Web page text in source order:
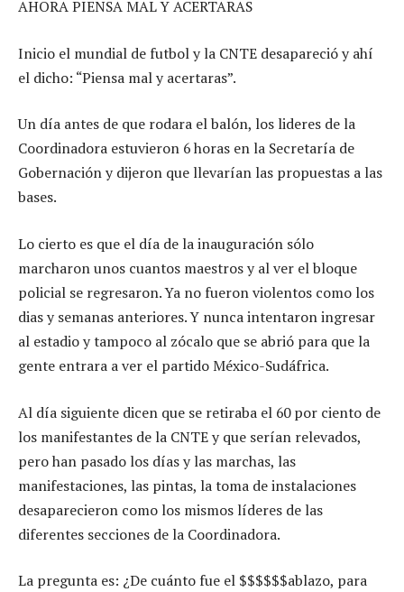
AHORA PIENSA MAL Y ACERTARAS
Inicio el mundial de futbol y la CNTE desapareció y ahí
el dicho: “Piensa mal y acertaras”.
Un día antes de que rodara el balón, los lideres de la
Coordinadora estuvieron 6 horas en la Secretaría de
Gobernación y dijeron que llevarían las propuestas a las
bases.
Lo cierto es que el día de la inauguración sólo
marcharon unos cuantos maestros y al ver el bloque
policial se regresaron. Ya no fueron violentos como los
dias y semanas anteriores. Y nunca intentaron ingresar
al estadio y tampoco al zócalo que se abrió para que la
gente entrara a ver el partido México-Sudáfrica.
Al día siguiente dicen que se retiraba el 60 por ciento de
los manifestantes de la CNTE y que serían relevados,
pero han pasado los días y las marchas, las
manifestaciones, las pintas, la toma de instalaciones
desaparecieron como los mismos líderes de las
diferentes secciones de la Coordinadora.
La pregunta es: ¿De cuánto fue el $$$$$$ablazo, para